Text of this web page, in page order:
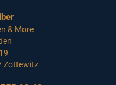
& More
Zottewitz